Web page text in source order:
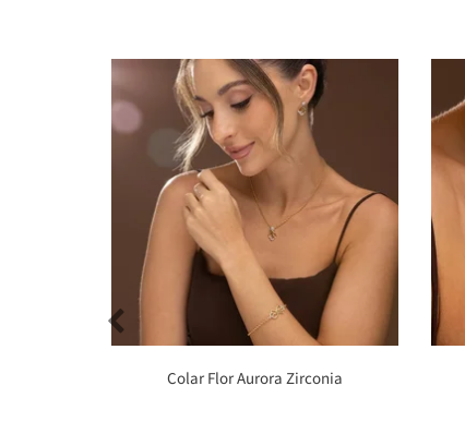
Colar Flor Aurora Zirconia